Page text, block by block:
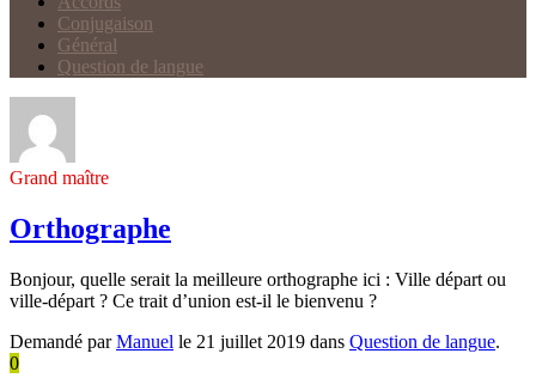
Conjugaison
Général
Question de langue
Grand maître
Orthographe
Bonjour, quelle serait la meilleure orthographe ici : Ville départ ou
ville-départ ? Ce trait d’union est-il le bienvenu ?
Demandé parManuel le 21 juillet 2019 dans Question de langue.
0